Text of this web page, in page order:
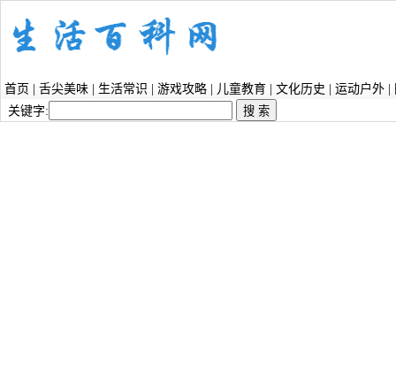
首页 舌尖美味 生活常识 游戏攻略 儿童教育 文化历史 运动户外
关键字: